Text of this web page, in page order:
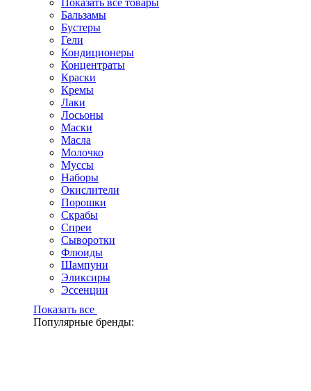
Показать все товары
Бальзамы
Бустеры
Гели
Кондиционеры
Концентраты
Краски
Кремы
Лаки
Лосьоны
Маски
Масла
Молочко
Муссы
Наборы
Окислители
Порошки
Скрабы
Спреи
Сыворотки
Флюиды
Шампуни
Эликсиры
Эссенции
Показать все
Популярные бренды: